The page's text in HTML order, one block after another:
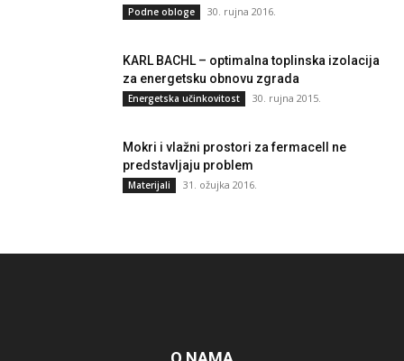
Podne obloge 30. rujna 2016.
KARL BACHL – optimalna toplinska izolacija
za energetsku obnovu zgrada
Energetska učinkovitost 30. rujna 2015.
Mokri i vlažni prostori za fermacell ne
predstavljaju problem
Materijali 31. ožujka 2016.